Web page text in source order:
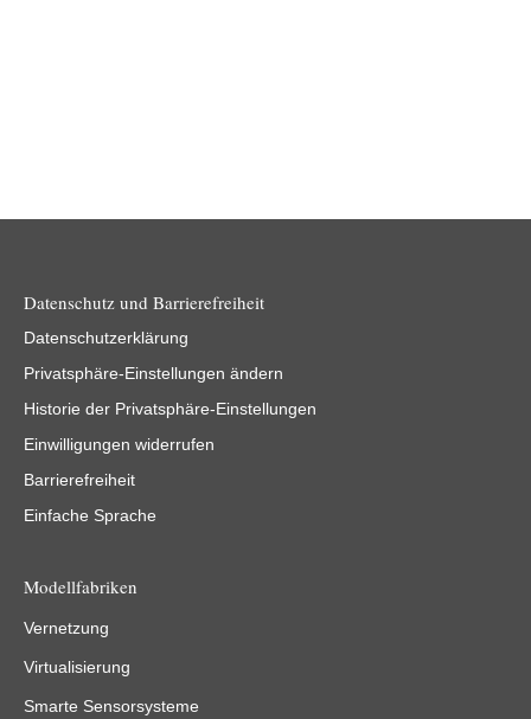
Datenschutz und Barrierefreiheit
Datenschutzerklärung
Privatsphäre-Einstellungen ändern
Historie der Privatsphäre-Einstellungen
Einwilligungen widerrufen
Barrierefreiheit
Einfache Sprache
Modellfabriken
Vernetzung
Virtualisierung
Smarte Sensorsysteme